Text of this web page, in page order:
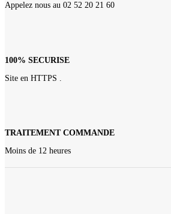
Appelez nous au 02 52 20 21 60
100% SECURISE
Site en HTTPS .
TRAITEMENT COMMANDE
Moins de 12 heures